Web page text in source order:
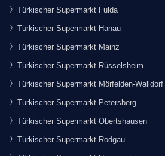
Türkischer Supermarkt Fulda
Türkischer Supermarkt Hanau
Türkischer Supermarkt Mainz
Türkischer Supermarkt Rüsselsheim
Türkischer Supermarkt Mörfelden-Walldorf
Türkischer Supermarkt Petersberg
Türkischer Supermarkt Obertshausen
Türkischer Supermarkt Rodgau